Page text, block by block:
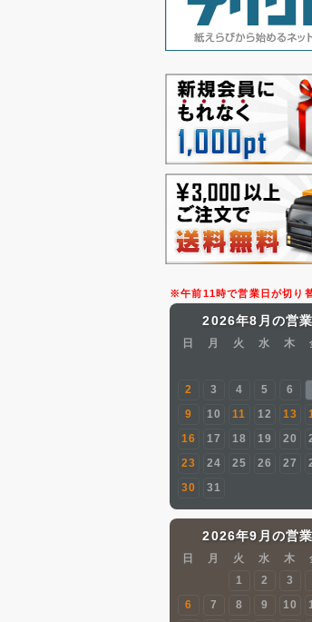
※午前11時で営業日が切り
2026年8月の営業
日 月 火 水 木
2
3 4 5 6
9
10 11 12 13
16
17 18 19 20
23
24 25 26 27
30
31
2026年9月の営業
日 月 火 水 木
1
2 3
6
7 8 9 10